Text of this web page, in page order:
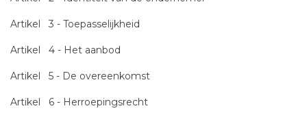
Artikel 3 - Toepasselijkheid
Artikel 4 - Het aanbod
Artikel 5 - De overeenkomst
Artikel 6 - Herroepingsrecht